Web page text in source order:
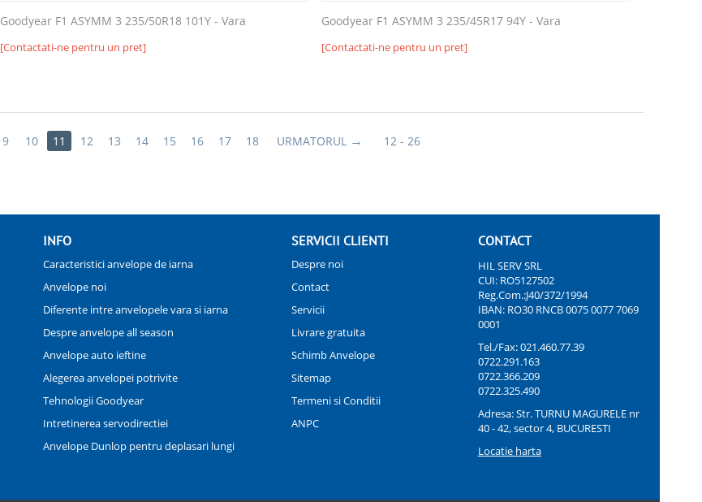
Goodyear F1 ASYMM 3 235/50R18 101Y - Vara
[Contactati-ne pentru un pret]
Goodyear F1 ASYMM 3 235/45R17 94Y - Vara
[Contactati-ne pentru un pret]
9 10 11 12 13 14 15 16 17 18 URMATORUL 12 - 26
INFO
Caracteristici anvelope de iarna
Anvelope noi
Diferente intre anvelopele vara si iarna
Despre anvelope all season
Anvelope auto ieftine
Alegerea anvelopei potrivite
Tehnologii Goodyear
Intretinerea servodirectiei
Anvelope Dunlop pentru deplasari lungi
SERVICII CLIENTI
Despre noi
Contact
Servicii
Livrare gratuita
Schimb Anvelope
Sitemap
Termeni si Conditii
ANPC
CONTACT
HIL SERV SRL
CUI: RO5127502
Reg.Com.:J40/372/1994
IBAN: RO30 RNCB 0075 0077 7069
0001
Tel./Fax:021.460.77.39
0722.291.163
0722.366.209
0722.325.490
Adresa: Str. TURNU MAGURELE nr
40 - 42, sector 4, BUCURESTI
Locatie harta